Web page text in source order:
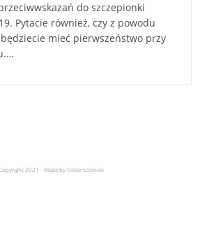
do szczepionki
Pytacie również, czy z powodu
mieć pierwszeństwo przy
2021 - Made by Oskar Łoziński